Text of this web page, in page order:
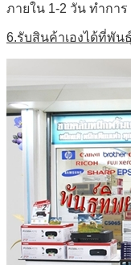
ภายใน 1-2 วัน ทำการ
6.รับสินค้าเองได้ที่พั